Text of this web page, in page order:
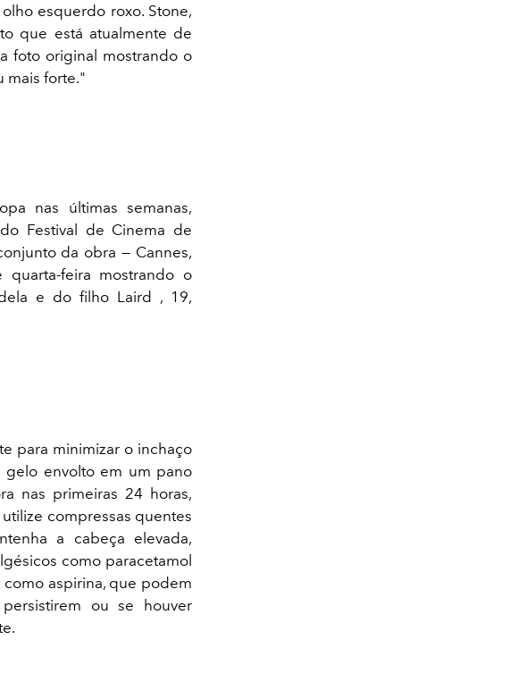
esquerdo roxo. Stone,
que está atualmente de
foto original mostrando o
mais forte."
nas últimas semanas,
Festival de Cinema de
da obra — Cannes,
feira mostrando o
e do filho Laird , 19,
para minimizar o inchaço
gelo envolto em um pano
nas primeiras 24 horas,
compressas quentes
a cabeça elevada,
como paracetamol
aspirina, que podem
ou se houver